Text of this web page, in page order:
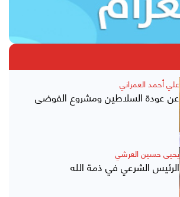
علي أحمد العمراني
عن عودة السلاطين ومشروع الفوضى
يحيى حسين العرشي
الرئيس الشرعي في ذمة الله